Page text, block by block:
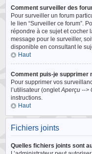
Comment surveiller des
Pour surveiller un forum
le lien “Surveiller ce forum”.
répondre à ce sujet et cocher
message pour le surveiller,
disponible en consultant le
Haut
Comment puis-je supprimer
Pour supprimer vos
l’utilisateur (ongletAperçu -->
instructions.
Haut
Fichiers joints
Quelles fichiers joints sont